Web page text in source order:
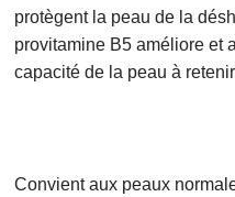
protègent la peau de la
provitamine B5 améliore et
capacité de la peau à
Convient aux peaux